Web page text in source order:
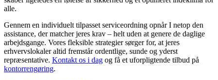
alle.
Gennem en individuelt tilpasset serviceordning opnår I netop den
assistance, der matcher jeres krav – helt uden at genere de daglige
arbejdsgange. Vores fleksible strategier sørger for, at jeres
erhvervslokaler altid fremstår ordentlige, sunde og yderst
repræsentative. Kontakt os i dag og få et uforpligtende tilbud på
kontorrengøring.